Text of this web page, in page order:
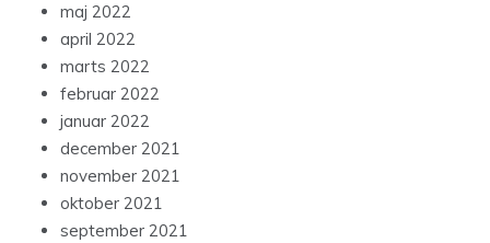
maj 2022
april 2022
marts 2022
februar 2022
januar 2022
december 2021
november 2021
oktober 2021
september 2021